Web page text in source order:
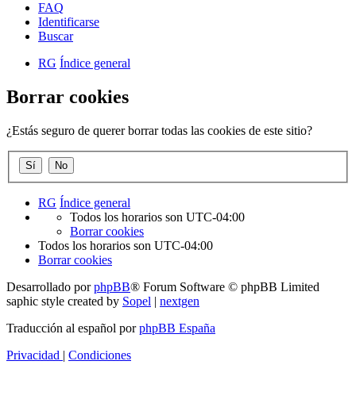
FAQ
Identificarse
Buscar
RG Índice general
Borrar cookies
¿Estás seguro de querer borrar todas las cookies de este sitio?
RG Índice general
Todos los horarios son UTC-04:00
Borrar cookies
Todos los horarios son UTC-04:00
Borrar cookies
Desarrollado porphpBB® Forum Software © phpBB Limited
saphic style created by Sopel | nextgen
Traducción al español porphpBB España
Privacidad | Condiciones